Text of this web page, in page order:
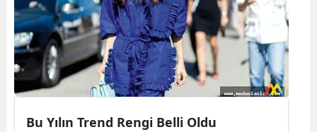
Bu Yılın Trend Rengi Belli Oldu